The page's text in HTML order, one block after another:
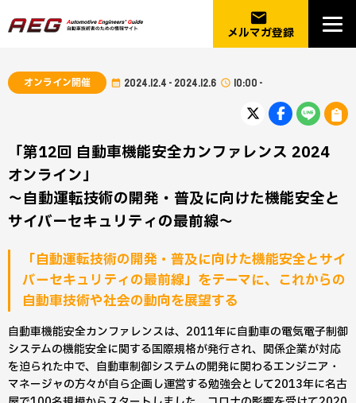
email
メルマガ登録
オンライン開催 2024.12.4 - 2024.12.6 10:00 -
「第12回 自動車機能安全カンファレンス 2024
オンライン」
～自動運転技術の開発・普及に向けた機能安全と
サイバーセキュリティの最前線～
「自動運転技術の開発・普及に向けた機能安全とサイ
バーセキュリティの最前線」をテーマに、これからの
自動車技術や社会の動向を展望する
自動車機能安全カンファレンスは、2011年に自動車の電気電子制御
システムの機能安全に関する国際規格が発行され、関係企業が対応
を迫られた中で、自動車制御システムの開発に関わるエンジニア・
マネージャの方々が自ら企画し運営する勉強会として2013年に名古